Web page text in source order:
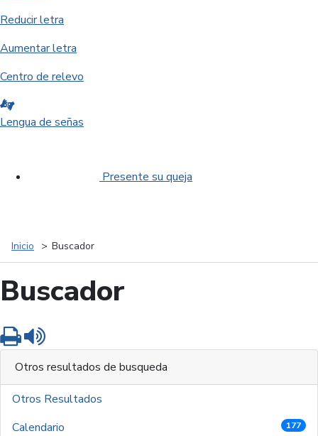
Reducir letra
Aumentar letra
Centro de relevo
Lengua de señas
Presente su queja
Inicio Buscador
Buscador
Imprimir
Otros resultados de busqueda
Otros Resultados
Calendario
177